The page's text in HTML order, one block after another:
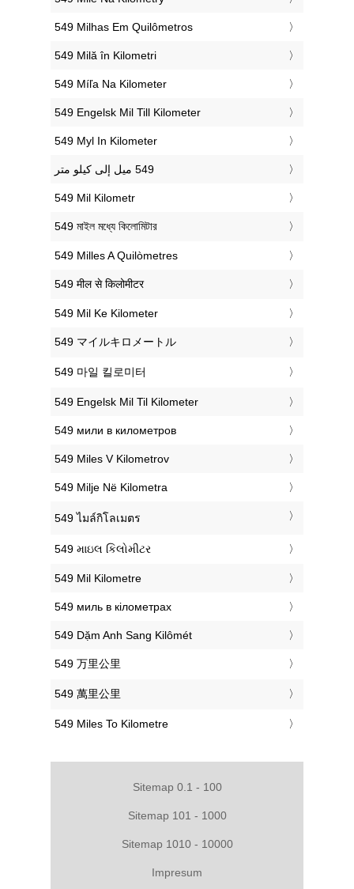
‎549 Milhas Em Quilômetros
‎549 Milă în Kilometri
‎549 Míľa Na Kilometer
‎549 Engelsk Mil Till Kilometer
‎549 Myl In Kilometer
‎549 Mil Kilometr
‎549 মাইল মধ্যে কিলোমিটার
‎549 Milles A Quilòmetres
‎549 मील से किलोमीटर
‎549 Mil Ke Kilometer
‎549 マイルキロメートル
‎549 마일 킬로미터
‎549 Engelsk Mil Til Kilometer
‎549 мили в километров
‎549 Miles V Kilometrov
‎549 Milje Në Kilometra
‎549 ไมล์กิโลเมตร
‎549 માઇલ કિલોમીટર
‎549 Mil Kilometre
‎549 миль в кілометрах
‎549 Dặm Anh Sang Kilômét
‎549 万里公里
‎549 萬里公里
‎549 Miles To Kilometre
Sitemap 0.1 - 100
Sitemap 101 - 1000
Sitemap 1010 - 10000
Impresum